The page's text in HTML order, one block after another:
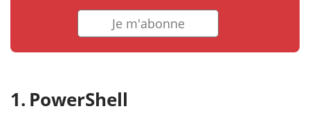
Je m'abonne
PowerShell